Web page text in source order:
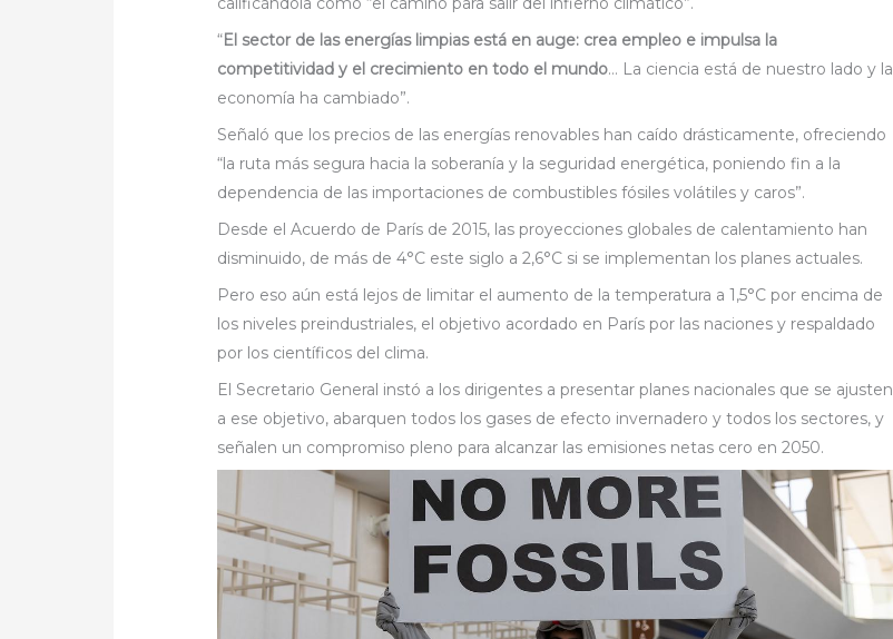
“El sector de las energías limpias está en auge: crea empleo e impulsa la
competitividad y el crecimiento en todo el mundo… La ciencia está de nuestro lado y la
economía ha cambiado”.
Señaló que los precios de las energías renovables han caído drásticamente, ofreciendo
“la ruta más segura hacia la soberanía y la seguridad energética, poniendo fin a la
dependencia de las importaciones de combustibles fósiles volátiles y caros”.
Desde el Acuerdo de París de 2015, las proyecciones globales de calentamiento han
disminuido, de más de 4°C este siglo a 2,6°C si se implementan los planes actuales.
Pero eso aún está lejos de limitar el aumento de la temperatura a 1,5°C por encima de
los niveles preindustriales, el objetivo acordado en París por las naciones y respaldado
por los científicos del clima.
El Secretario General instó a los dirigentes a presentar planes nacionales que se ajusten
a ese objetivo, abarquen todos los gases de efecto invernadero y todos los sectores, y
señalen un compromiso pleno para alcanzar las emisiones netas cero en 2050.